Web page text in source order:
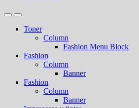
Toner
Column
Fashion Menu Block
Fashion
Column
Banner
Fashion
Column
Banner